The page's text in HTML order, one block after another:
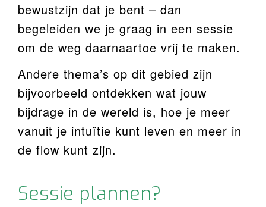
bewustzijn dat je bent – dan
begeleiden we je graag in een sessie
om de weg daarnaartoe vrij te maken.
Andere thema’s op dit gebied zijn
bijvoorbeeld ontdekken wat jouw
bijdrage in de wereld is, hoe je meer
vanuit je intuïtie kunt leven en meer in
de flow kunt zijn.
Sessie plannen?